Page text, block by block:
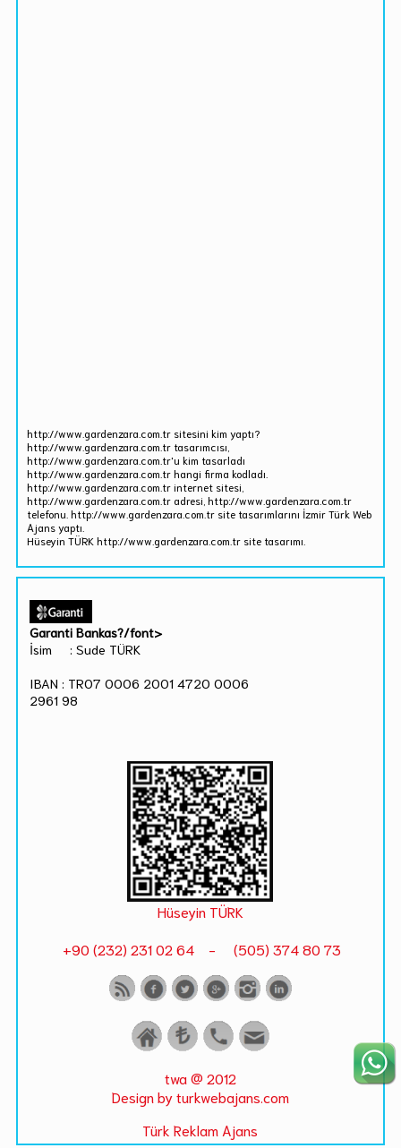
http://www.gardenzara.com.tr sitesini kim yaptı?
http://www.gardenzara.com.tr tasarımcısı,
http://www.gardenzara.com.tr'u kim tasarladı
http://www.gardenzara.com.tr hangi firma kodladı.
http://www.gardenzara.com.tr internet sitesi,
http://www.gardenzara.com.tr adresi, http://www.gardenzara.com.tr
telefonu. http://www.gardenzara.com.tr site tasarımlarını İzmir Türk Web
Ajans yaptı.
Hüseyin TÜRK http://www.gardenzara.com.tr site tasarımı.
Garanti Bankas?/font>
İsim : Sude TÜRK
IBAN : TR07 0006 2001 4720 0006
2961 98
Hüseyin TÜRK
+90 (232) 231 02 64 - (505) 374 80 73
twa @ 2012
Design by turkwebajans.com
Türk Reklam Ajans